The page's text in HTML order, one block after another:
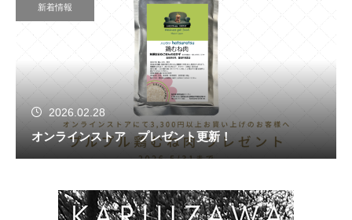
新着情報
2026.02.28
オンラインストア プレゼント更新！